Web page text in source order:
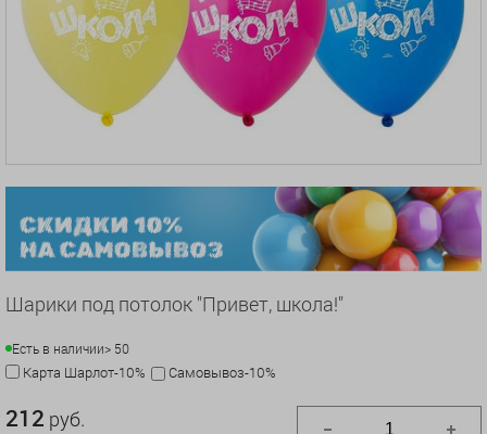
Шарики под потолок "Привет, школа!"
Есть в наличии> 50
Карта Шарлот-10% Самовывоз-10%
212 руб.